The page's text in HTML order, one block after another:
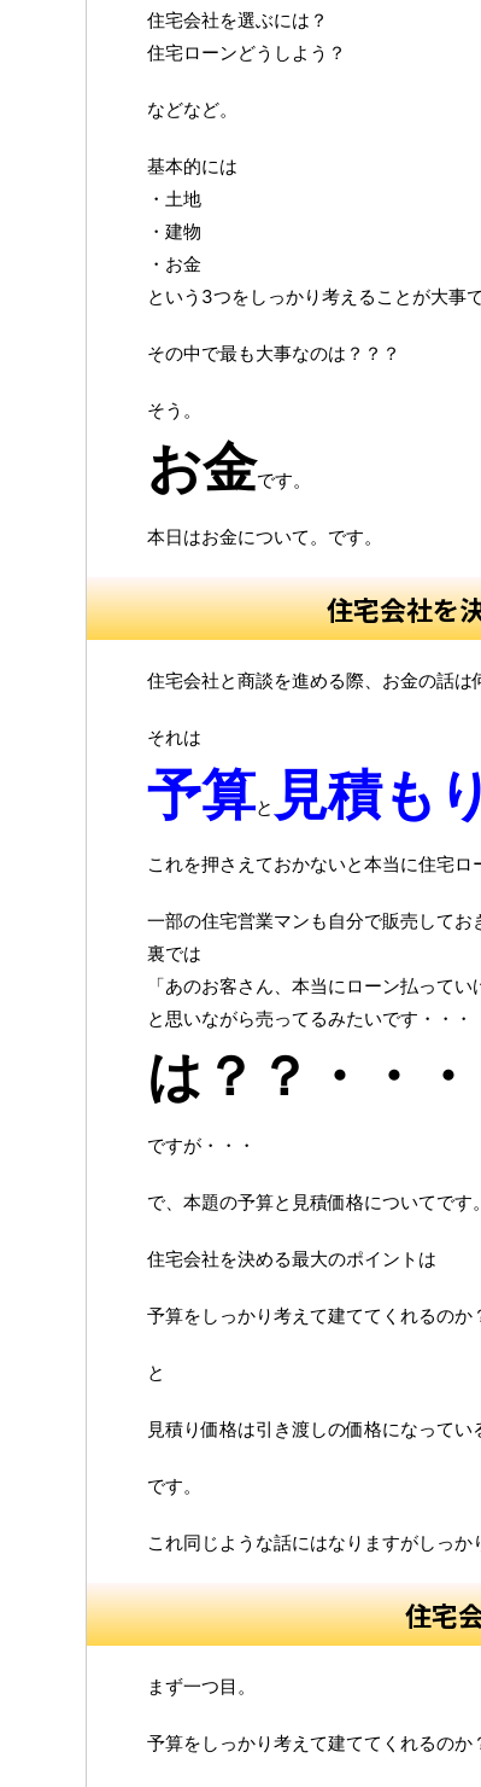
住宅会社を選ぶには？
住宅ローンどうしよう？
などなど。
基本的には
・土地
・建物
・お金
という3つをしっかり考えることが大事で
その中で最も大事なのは？？？
そう。
お金です。
本日はお金について。です。
住宅会社を
住宅会社と商談を進める際、お金の話は
それは
予算と 見積も
これを押さえておかないと本当に住宅
一部の住宅営業マンも自分で販売してお
裏では
「あのお客さん、本当にローン払ってい
と思いながら売ってるみたいです・・・
は？？・・・
ですが・・・
で、本題の予算と見積価格についてです。
住宅会社を決める最大のポイントは
予算をしっかり考えて建ててくれるのか
と
見積り価格は引き渡しの価格になってい
です。
これ同じような話にはなりますがしっか
住宅
まず一つ目。
予算をしっかり考えて建ててくれるのか